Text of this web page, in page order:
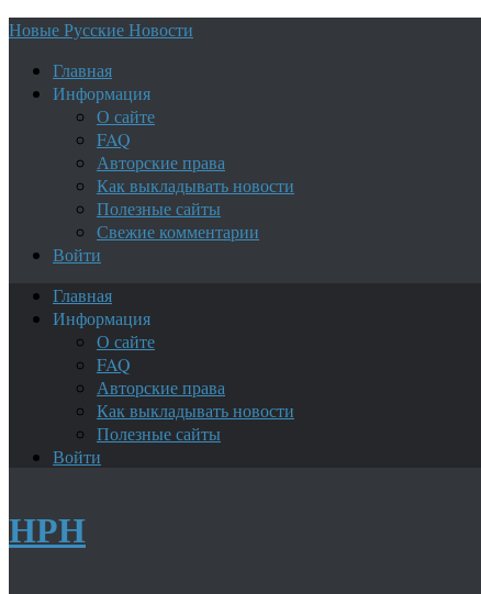
Новые Русские Новости
Главная
Информация
О сайте
FAQ
Авторские права
Как выкладывать новости
Полезные сайты
Свежие комментарии
Войти
Главная
Информация
О сайте
FAQ
Авторские права
Как выкладывать новости
Полезные сайты
Войти
НРН